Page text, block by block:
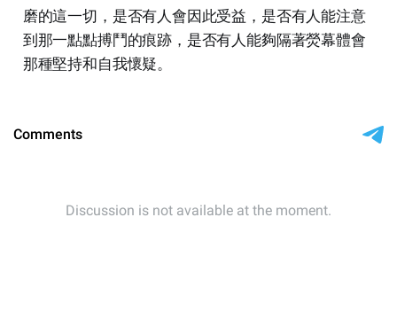
磨的這一切，是否有人會因此受益，是否有人能注意
到那一點點搏鬥的痕跡，是否有人能夠隔著熒幕體會
那種堅持和自我懷疑。